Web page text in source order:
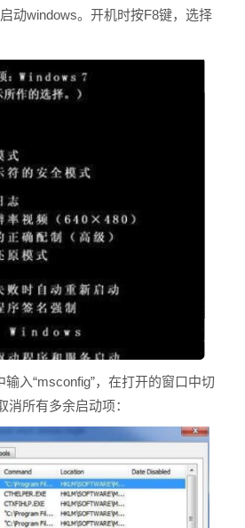
动windows。开机时按F8键，选择
入“msconfig”，在打开的窗口中切
消所有多余启动项：